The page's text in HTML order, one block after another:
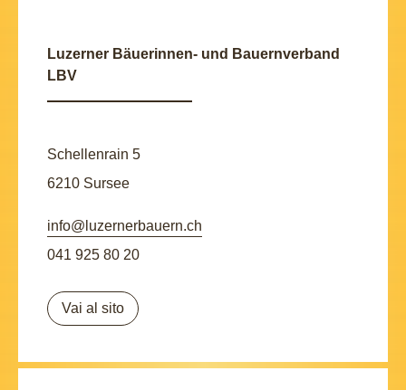
Luzerner Bäuerinnen- und Bauernverband
LBV
Schellenrain 5
6210 Sursee
info@luzernerbauern.ch
041 925 80 20
Vai al sito